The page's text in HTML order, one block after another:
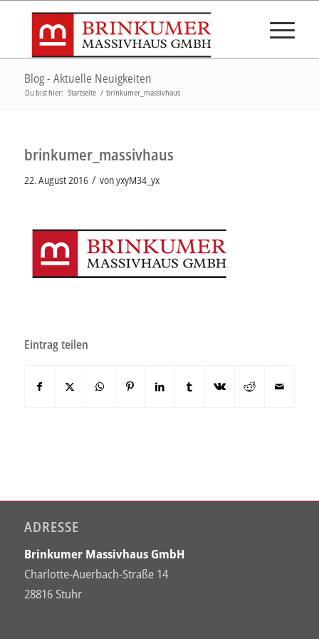
Blog - Aktuelle Neuigkeiten
Du bist hier: Startseite / brinkumer_massivhaus
brinkumer_massivhaus
22. August 2016 / vonyxyM34_yx
Eintrag teilen
ADRESSE
Brinkumer Massivhaus GmbH
Charlotte-Auerbach-Straße 14
28816 Stuhr